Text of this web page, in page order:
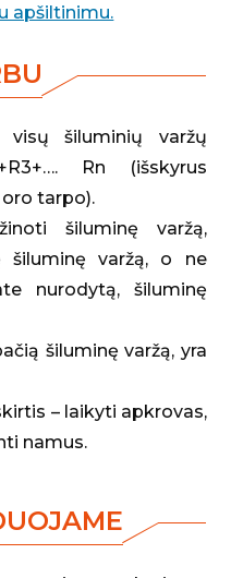
apšiltinimu.
visų šiluminių varžų
Rn (išskyrus
tarpo).
šiluminę varžą,
šiluminę varžą, o ne
nurodytą, šiluminę
šiluminę varžą, yra
– laikyti apkrovas,
namus.